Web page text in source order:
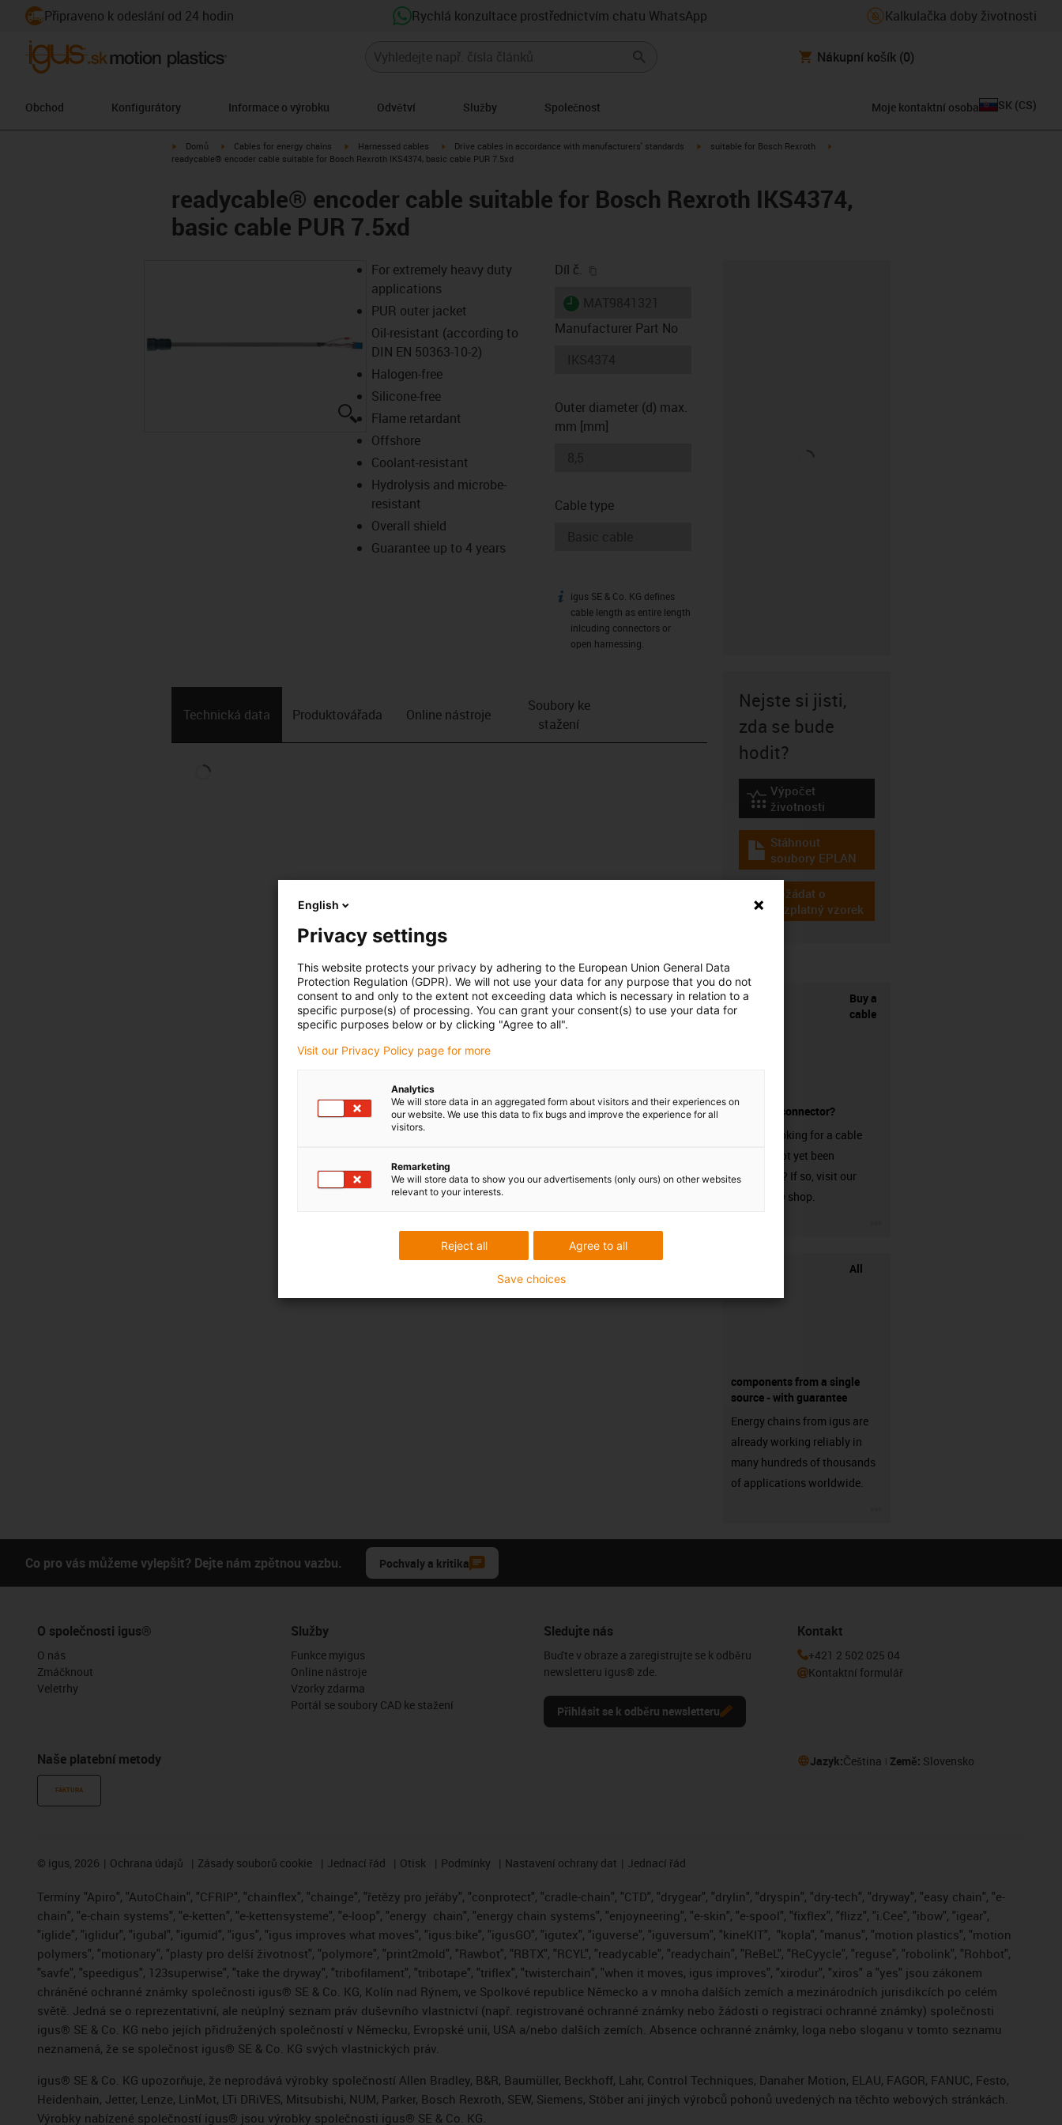
Připraveno k odeslání od 24 hodin Rychlá konzultace prostřednictvím chatu WhatsApp Kalkulačka doby životnosti
Nákupní košík (0)
Obchod Konfigurátory Informace o výrobku Odvětví Služby Společnost Moje kontaktní osoba SK (CS)
igus-icon-arrow-right
Domů igus-icon-arrow-right
Cables for energy chains igus-icon-arrow-right
Harnessed cables igus-icon-arrow-right
Drive cables in accordance with manufacturers' standards igus-icon-arrow-right
suitable for Bosch Rexroth
readycable® encoder cable suitable for Bosch Rexroth IKS4374, basic cable PUR 7.5xd
readycable® encoder cable suitable for Bosch Rexroth IKS4374,
basic cable PUR 7.5xd
igus-icon-lupe
For extremely heavy duty
applications
PUR outer jacket
Oil-resistant (according to
DIN EN 50363-10-2)
Halogen-free
Silicone-free
Flame retardant
Offshore
Coolant-resistant
Hydrolysis and microbe-
resistant
Overall shield
Guarantee up to 4 years
Díl č.
igus-icon-lieferzeit
Manufacturer Part No
Outer diameter (d) max.
mm [mm]
Cable type
igus-icon-info
igus SE & Co. KG defines
cable length as entire length
inlcuding connectors or
open harnessing.
Technická data Produktová­řada Online nástroje
Soubory ke
stažení
Nejste si jisti,
zda se bude
hodit?
igus-icon-lebensdauerrechner
Výpočet
životnosti
igus-icon-download-plan
Stáhnout
soubory EPLAN
igus-icon-gratismuster
Požádat o
bezplatný vzorek
Buy a
cable
without a connector?
Are you looking for a cable
that has not yet been
harnessed? If so, visit our
chainflex® shop.
All
components from a single
source - with guarantee
Energy chains from igus are
already working reliably in
many hundreds of thousands
of applications worldwide.
Co pro vás můžeme vylepšit? Dejte nám zpětnou vazbu. Pochvaly a kritika
O společnosti igus®
O nás
Zmáčknout
Veletrhy
Naše platební metody
FAKTURA
Služby
Funkce myigus
Online nástroje
Vzorky zdarma
Portál se soubory CAD ke stažení
Sledujte nás
Buďte v obraze a zaregistrujte se k odběru
newsletteru igus® zde.
Přihlásit se k odběru newsletteru
Kontakt
+421 2 502 025 04
Kontaktní formulář
Jazyk:Čeština Země: Slovensko
© igus, 2026 Ochrana údajů Zásady souborů cookie Jednací řád Otisk Podmínky Nastavení ochrany dat Jednací řád
Termíny "Apiro", "AutoChain", "CFRIP", "chainflex", "chainge", "řetězy pro jeřáby", "conprotect", "cradle-chain", "CTD", "drygear", "drylin", "dryspin", "dry-tech", "dryway", "easy chain", "e-
chain", "e-chain systems", "e-ketten", "e-kettensysteme", "e-loop", "energy chain", "energy chain systems", "enjoyneering", "e-skin", "e-spool", "fixflex", "flizz", "i.Cee", "ibow", "igear",
"iglide", "iglidur", "igubal", "igumid", "igus", "igus improves what moves", "igus:bike", "igusGO", "igutex", "iguverse", "iguversum", "kineKIT", "kopla", "manus", "motion plastics", "motion
polymers", "motionary", "plasty pro delší životnost", "polymore", "print2mold", "Rawbot", "RBTX", "RCYL", "readycable", "readychain", "ReBeL", "ReCyycle", "reguse", "robolink", "Rohbot",
"savfe", "speedigus", 123superwise", "take the dryway", "tribofilament", "tribotape", "triflex", "twisterchain", "when it moves, igus improves", "xirodur", "xiros" a "yes" jsou zákonem
chráněné ochranné známky společnosti igus® SE & Co. KG, Kolín nad Rýnem, ve Spolkové republice Německo a v mnoha dalších zemích a mezinárodních jurisdikcích po celém
světě. Jedná se o reprezentativní, ale neúplný seznam práv duševního vlastnictví (např. registrované ochranné známky nebo žádosti o registraci ochranné známky) společnosti
igus® SE & Co. KG nebo jejích přidružených společností v Německu, Evropské unii, USA a/nebo dalších zemích. Absence ochranné známky, loga nebo sloganu v tomto seznamu
neznamená, že se společnost igus® SE & Co. KG svých vlastnických práv.
igus® SE & Co. KG upozorňuje, že neprodává výrobky společností Allen Bradley, B&R, Baumüller, Beckhoff, Lahr, Control Techniques, Danaher Motion, ELAU, FAGOR, FANUC, Festo,
Heidenhain, Jetter, Lenze, LinMot, LTi DRiVES, Mitsubishi, NUM, Parker, Bosch Rexroth, SEW, Siemens, Stöber ani jiných výrobců pohonů uvedených na těchto webových stránkách.
Výrobky nabízené společností igus® jsou výrobky společnosti igus® SE & Co. KG.
English
Privacy settings
This website protects your privacy by adhering to the European Union General Data
Protection Regulation (GDPR). We will not use your data for any purpose that you do not
consent to and only to the extent not exceeding data which is necessary in relation to a
specific purpose(s) of processing. You can grant your consent(s) to use your data for
specific purposes below or by clicking "Agree to all".
Visit our Privacy Policy page for more
Analytics
We will store data in an aggregated form about visitors and their experiences on
our website. We use this data to fix bugs and improve the experience for all
visitors.
Remarketing
We will store data to show you our advertisements (only ours) on other websites
relevant to your interests.
Agree to all
Reject all
Save choices